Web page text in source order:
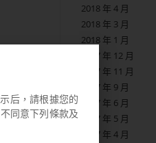
2018 年 4 月
2018 年 3 月
2018 年 1 月
2017 年 12 月
2017 年 11 月
2017 年 9 月
2017 年 6 月
2017 年 5 月
2017 年 4 月
后，請根據您的
同意下列條款及